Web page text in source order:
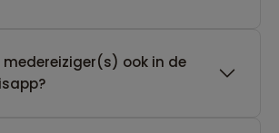
medereiziger(s) ook in de